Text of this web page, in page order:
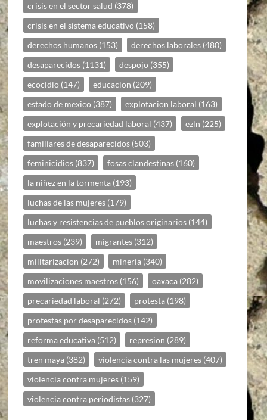
crisis en el sector salud (378)
crisis en el sistema educativo (158)
derechos humanos (153) derechos laborales (480)
desaparecidos (1131) despojo (355)
ecocidio (147) educacion (209)
estado de mexico (387) explotacion laboral (163)
explotación y precariedad laboral (437) ezln (225)
familiares de desaparecidos (503)
feminicidios (837) fosas clandestinas (160)
la niñez en la tormenta (193)
luchas de las mujeres (179)
luchas y resistencias de pueblos originarios (144)
maestros (239) migrantes (312)
militarizacion (272) mineria (340)
movilizaciones maestros (156) oaxaca (282)
precariedad laboral (272) protesta (198)
protestas por desaparecidos (142)
reforma educativa (512) represion (289)
tren maya (382) violencia contra las mujeres (407)
violencia contra mujeres (159)
violencia contra periodistas (327)